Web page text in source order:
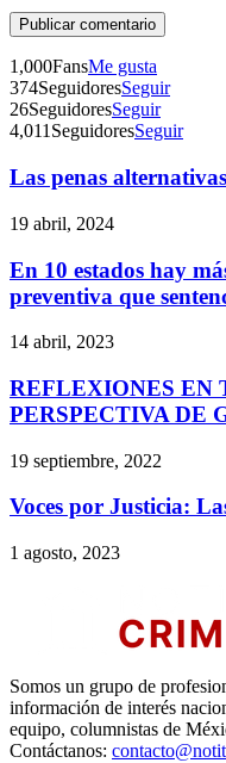
1,000FansMe gusta
374SeguidoresSeguir
26SeguidoresSeguir
4,011 SeguidoresSeguir
Las penas
19 abril, 2024
En 10 estados hay
preventiva que
14 abril, 2023
REFLEXIONES EN
PERSPECTIVA DE
19 septiembre, 2022
Voces por Justicia:
1 agosto, 2023
Somos un grupo de
información de interés
equipo, columnistas de
Contáctanos: